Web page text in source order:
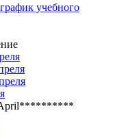
учебного